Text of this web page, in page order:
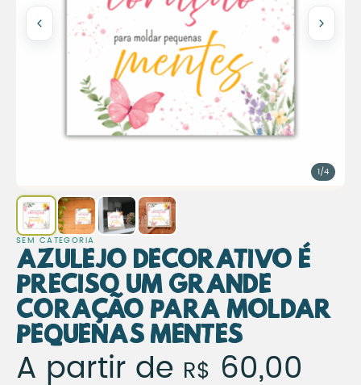
1/4
SEM CATEGORIA
Azulejo Decorativo É
Preciso um Grande
Coração para Moldar
Pequenas Mentes
Azulejo Decorativo É
A partir de R$ 60,00